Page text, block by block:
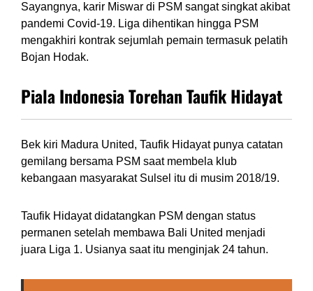
Sayangnya, karir Miswar di PSM sangat singkat akibat
pandemi Covid-19. Liga dihentikan hingga PSM
mengakhiri kontrak sejumlah pemain termasuk pelatih
Bojan Hodak.
Piala Indonesia Torehan Taufik Hidayat
Bek kiri Madura United, Taufik Hidayat punya catatan
gemilang bersama PSM saat membela klub
kebangaan masyarakat Sulsel itu di musim 2018/19.
Taufik Hidayat didatangkan PSM dengan status
permanen setelah membawa Bali United menjadi
juara Liga 1. Usianya saat itu menginjak 24 tahun.